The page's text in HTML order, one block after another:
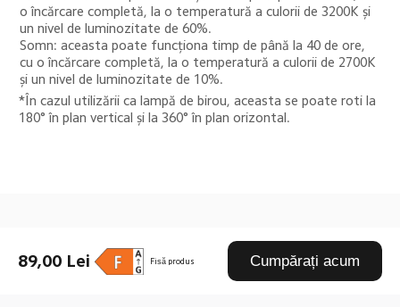
89,00 Lei Fișă produs Cumpărați acum
o încărcare completă, la o temperatură a culorii de 3200K și
un nivel de luminozitate de 60%.
Somn: aceasta poate funcționa timp de până la 40 de ore,
cu o încărcare completă, la o temperatură a culorii de 2700K
și un nivel de luminozitate de 10%.
*În cazul utilizării ca lampă de birou, aceasta se poate roti la
180° în plan vertical și la 360° în plan orizontal.